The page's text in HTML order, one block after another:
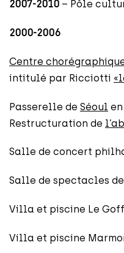
2007-2010 – Pôle
2000-2006
Centre
intitulé par Ricciotti
Passerelle de Séoul en
Restructuration de
Salle de concert
Salle de spectacles de
Villa et piscine Le
Villa et piscine